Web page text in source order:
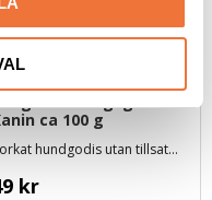
Belöningsgodis
ca 100 g
Torkat hundgodis utan tillsatser, ursprung EU
kr